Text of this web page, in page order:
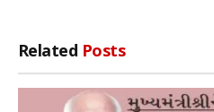
Related Posts